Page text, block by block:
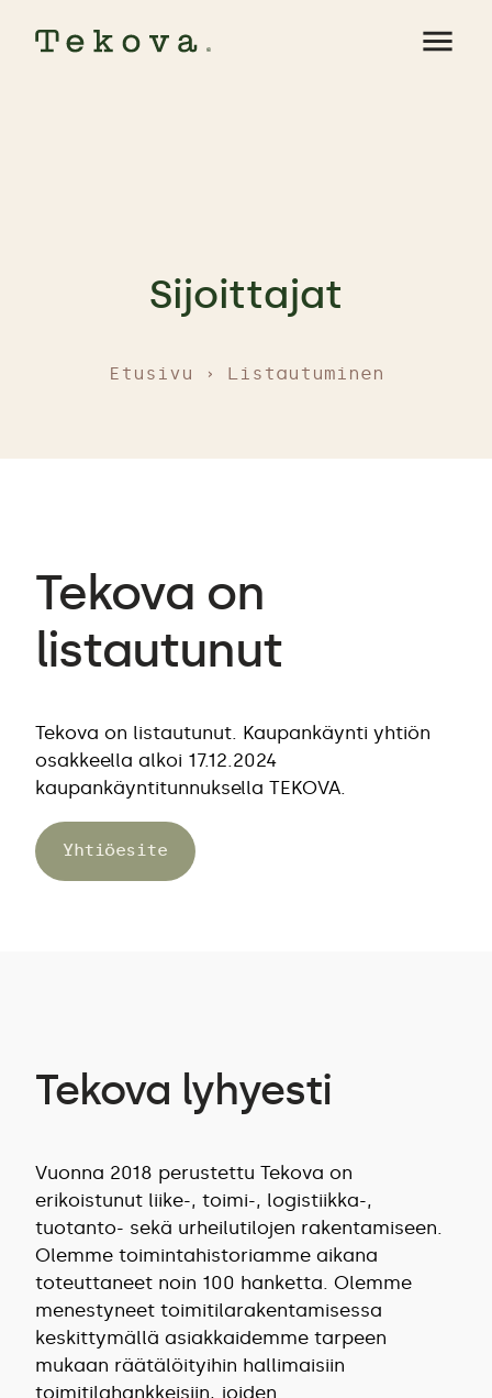
menu
Sijoittajat
Etusivu Listautuminen
Tekova on
listautunut
Tekova on listautunut. Kaupankäynti yhtiön
osakkeella alkoi 17.12.2024
kaupankäyntitunnuksella TEKOVA.
Yhtiöesite
Tekova lyhyesti
Vuonna 2018 perustettu Tekova on
erikoistunut liike-, toimi-, logistiikka-,
tuotanto- sekä urheilutilojen rakentamiseen.
Olemme toimintahistoriamme aikana
toteuttaneet noin 100 hanketta. Olemme
menestyneet toimitilarakentamisessa
keskittymällä asiakkaidemme tarpeen
mukaan räätälöityihin hallimaisiin
toimitilahankkeisiin, joiden